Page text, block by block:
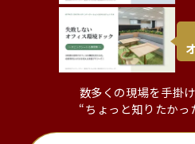
数多くの現場を手掛
“ちょっと知りたかっ